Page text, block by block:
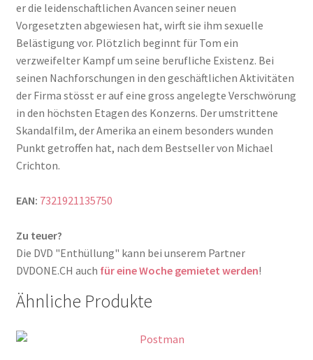
er die leidenschaftlichen Avancen seiner neuen
Vorgesetzten abgewiesen hat, wirft sie ihm sexuelle
Belästigung vor. Plötzlich beginnt für Tom ein
verzweifelter Kampf um seine berufliche Existenz. Bei
seinen Nachforschungen in den geschäftlichen Aktivitäten
der Firma stösst er auf eine gross angelegte Verschwörung
in den höchsten Etagen des Konzerns. Der umstrittene
Skandalfilm, der Amerika an einem besonders wunden
Punkt getroffen hat, nach dem Bestseller von Michael
Crichton.
EAN: 7321921135750
Zu teuer?
Die DVD "Enthüllung" kann bei unserem Partner
DVDONE.CH auch für eine Woche gemietet werden!
Ähnliche Produkte